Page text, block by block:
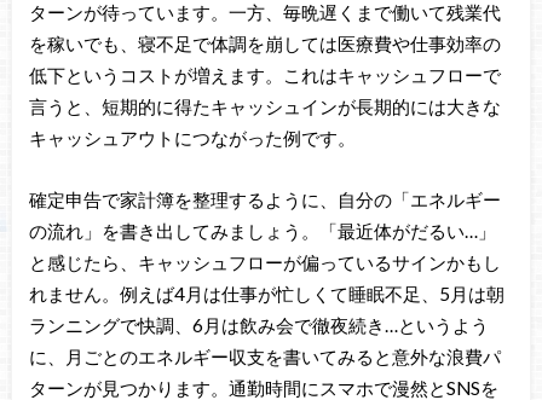
ターンが待っています。一方、毎晩遅くまで働いて残業代
を稼いでも、寝不足で体調を崩しては医療費や仕事効率の
低下というコストが増えます。これはキャッシュフローで
言うと、短期的に得たキャッシュインが長期的には大きな
キャッシュアウトにつながった例です。
確定申告で家計簿を整理するように、自分の「エネルギー
の流れ」を書き出してみましょう。「最近体がだるい…」
と感じたら、キャッシュフローが偏っているサインかもし
れません。例えば4月は仕事が忙しくて睡眠不足、5月は朝
ランニングで快調、6月は飲み会で徹夜続き…というよう
に、月ごとのエネルギー収支を書いてみると意外な浪費パ
ターンが見つかります。通勤時間にスマホで漫然とSNSを